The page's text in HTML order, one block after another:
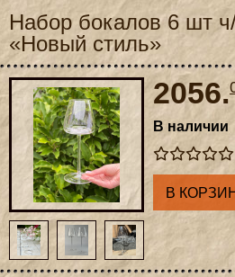
Набор бокалов 6 шт
«Новый стиль»
2056.
В наличии
В